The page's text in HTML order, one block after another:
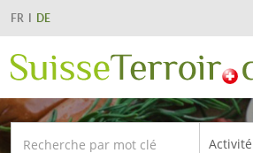
FR DE